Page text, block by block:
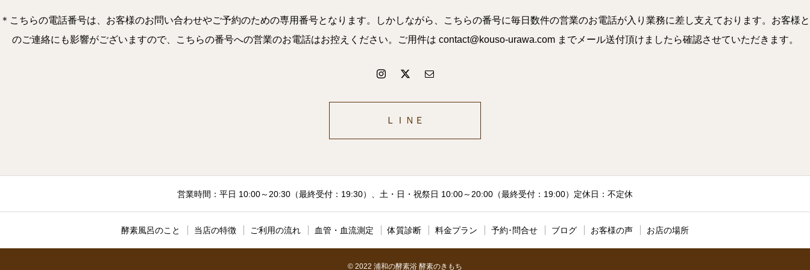
＊こちらの電話番号は、お客様のお問い合わせやご予約のための専用番号となります。しかしながら、こちらの番号に毎日数件の営業のお電話が入り業務に差し支えております。お客様と
のご連絡にも影響がございますので、こちらの番号への営業のお電話はお控えください。ご用件は contact@kouso-urawa.com までメール送付頂けましたら確認させていただきます。
ＬＩＮＥ
営業時間：平日 10:00～20:30（最終受付：19:30）、土・日・祝祭日 10:00～20:00（最終受付：19:00）定休日：不定休
酵素風呂のこと 当店の特徴 ご利用の流れ 血管・血流測定 体質診断 料金プラン 予約･問合せ ブログ お客様の声 お店の場所
© 2022 浦和の酵素浴 酵素のきもち